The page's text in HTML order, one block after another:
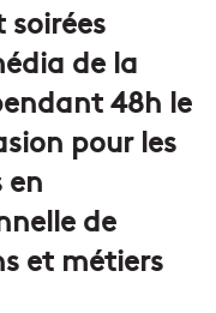
de la
48h le
pour les
en
de
et métiers